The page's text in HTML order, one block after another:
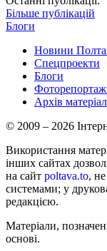
Більше публікацій
Блоги
Новини
Спецпроекти
Блоги
Архів
© 2009 – 2026
Використання
інших сайтах
на сайт poltava.to,
системами; у
редакцією.
Матеріали,
основі.